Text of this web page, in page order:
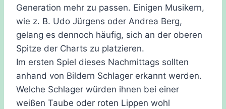
Generation mehr zu passen. Einigen Musikern,
wie z. B. Udo Jürgens oder Andrea Berg,
gelang es dennoch häufig, sich an der oberen
Spitze der Charts zu platzieren.
Im ersten Spiel dieses Nachmittags sollten
anhand von Bildern Schlager erkannt werden.
Welche Schlager würden ihnen bei einer
weißen Taube oder roten Lippen wohl